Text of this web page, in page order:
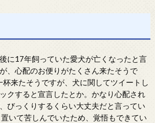
に17年飼っていた愛犬が亡くなったと言
、心配のお便りがたくさん来たそうで
来たそうですが、犬に関してツイートし
クすると宣言したとか。かなり心配され
びっくりするくらい大丈夫だと言ってい
いて苦しんでいたため、覚悟もできてい